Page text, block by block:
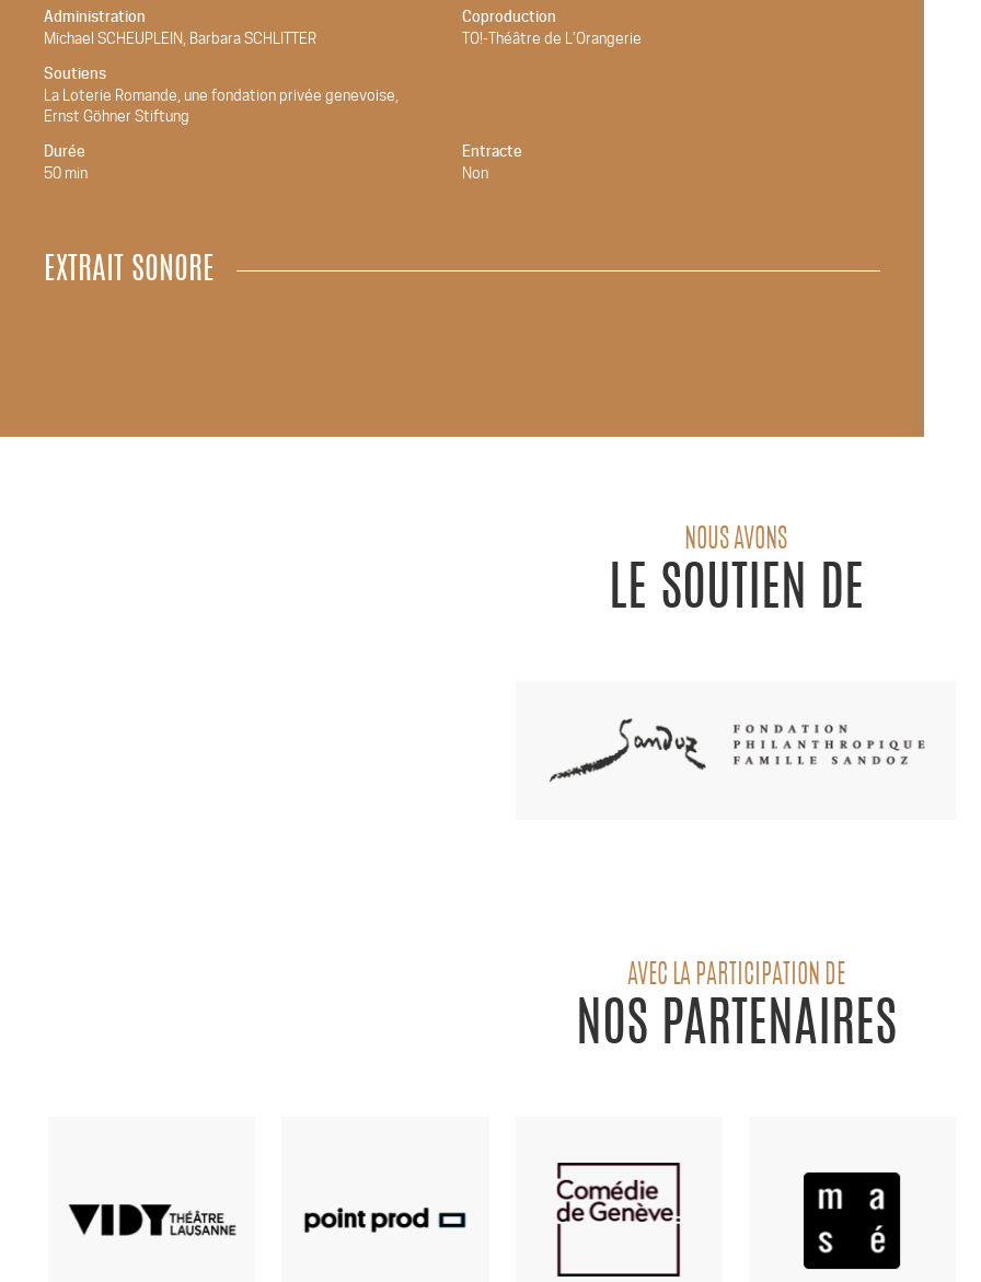
Administration
Michael SCHEUPLEIN, Barbara SCHLITTER
Coproduction
TO!-Théâtre de L’Orangerie
Soutiens
La Loterie Romande, une fondation privée genevoise,
Ernst Göhner Stiftung
Durée
50 min
Entracte
Non
EXTRAIT SONORE
NOUS AVONS
LE SOUTIEN DE
AVEC LA PARTICIPATION DE
NOS PARTENAIRES